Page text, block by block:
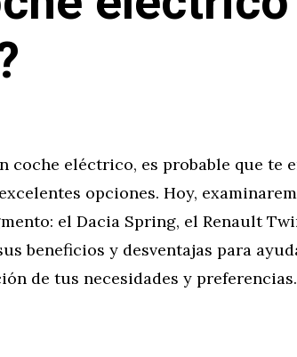
coche eléctrico, es probable que te
opciones. Hoy,
el Dacia Spring, el Renault
beneficios y desventajas para
de tus necesidades y preferencias.